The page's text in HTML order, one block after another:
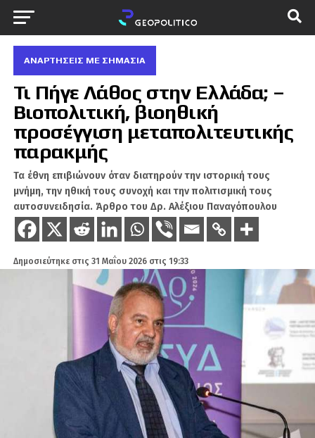
ΑΝΑΡΤΗΣΕΙΣ ΜΕ ΣΗΜΑΣΙΑ
Τι Πήγε Λάθος στην Ελλάδα; –
Βιοπολιτική, βιοηθική
προσέγγιση μεταπολιτευτικής
παρακμής
Τα έθνη επιβιώνουν όταν διατηρούν την ιστορική τους
μνήμη, την ηθική τους συνοχή και την πολιτισμική τους
αυτοσυνειδησία. Άρθρο του Δρ. Αλέξιου Παναγόπουλου
Δημοσιεύτηκε στις 31 Μαΐου 2026 στις 19:33